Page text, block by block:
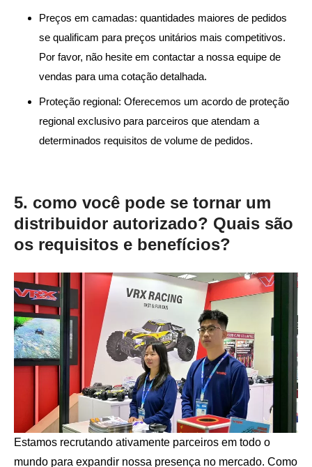
Preços em camadas: quantidades maiores de pedidos
se qualificam para preços unitários mais competitivos.
Por favor, não hesite em contactar a nossa equipe de
vendas para uma cotação detalhada.
Proteção regional: Oferecemos um acordo de proteção
regional exclusivo para parceiros que atendam a
determinados requisitos de volume de pedidos.
5. como você pode se tornar um
distribuidor autorizado? Quais são
os requisitos e benefícios?
Estamos recrutando ativamente parceiros em todo o
mundo para expandir nossa presença no mercado. Como